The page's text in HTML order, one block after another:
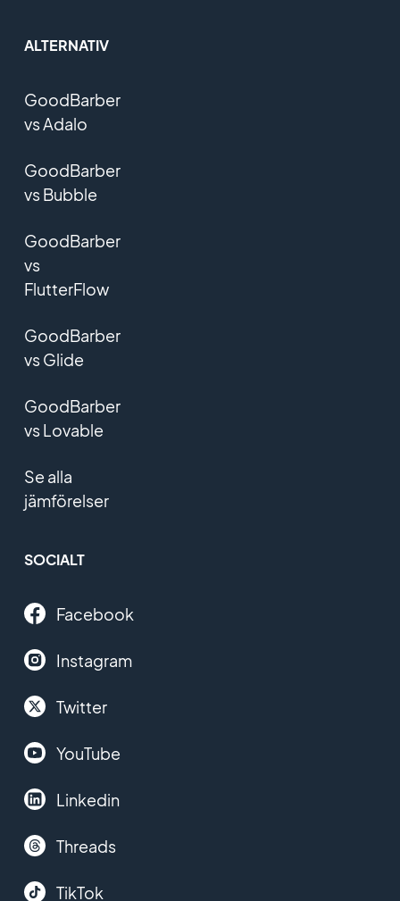
ALTERNATIV
GoodBarber
vs Adalo
GoodBarber
vs Bubble
GoodBarber
vs
FlutterFlow
GoodBarber
vs Glide
GoodBarber
vs Lovable
Se alla
jämförelser
SOCIALT
Facebook
Instagram
Twitter
YouTube
Linkedin
Threads
TikTok